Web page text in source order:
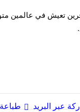
تعيش في عالمين
عبر البريد طباعة